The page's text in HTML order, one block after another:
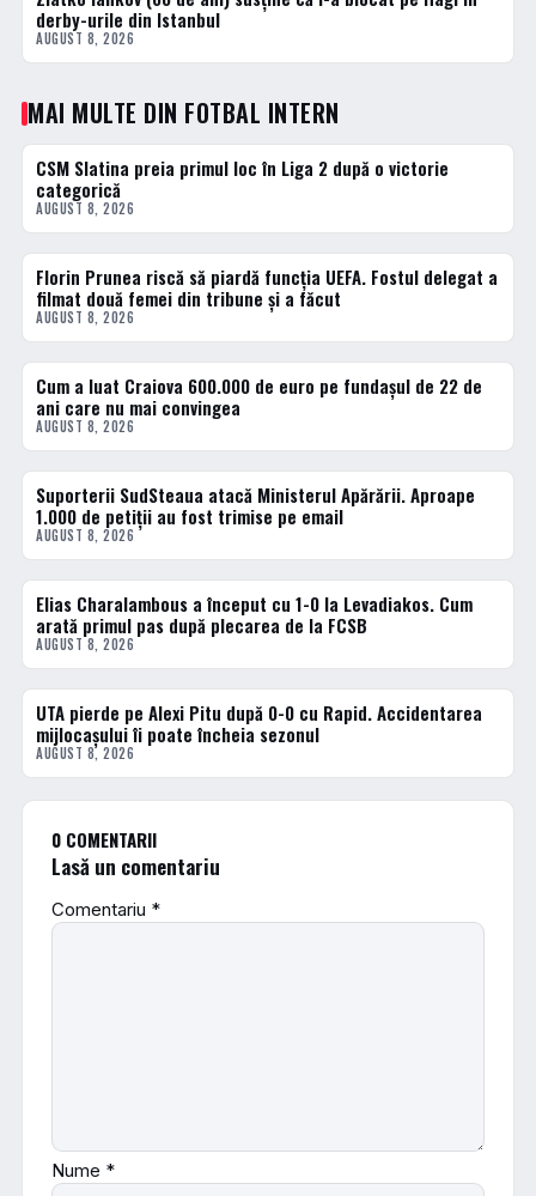
derby-urile din Istanbul
AUGUST 8, 2026
MAI MULTE DIN FOTBAL INTERN
FOTBAL INTERN
CSM Slatina preia primul loc în Liga 2 după o victorie
categorică
AUGUST 8, 2026
FOTBAL INTERN
Florin Prunea riscă să piardă funcția UEFA. Fostul delegat a
filmat două femei din tribune și a făcut
AUGUST 8, 2026
FOTBAL INTERN
Cum a luat Craiova 600.000 de euro pe fundașul de 22 de
ani care nu mai convingea
AUGUST 8, 2026
FOTBAL INTERN
Suporterii SudSteaua atacă Ministerul Apărării. Aproape
1.000 de petiții au fost trimise pe email
AUGUST 8, 2026
FOTBAL INTERN
Elias Charalambous a început cu 1-0 la Levadiakos. Cum
arată primul pas după plecarea de la FCSB
AUGUST 8, 2026
FOTBAL INTERN
UTA pierde pe Alexi Pitu după 0-0 cu Rapid. Accidentarea
mijlocașului îi poate încheia sezonul
AUGUST 8, 2026
0 COMENTARII
Lasă un comentariu
Comentariu *
Nume *